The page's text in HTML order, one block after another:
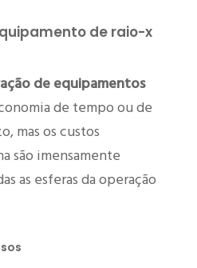
de raio-x
de equipamentos
de tempo ou de
mas os custos
são imensamente
as esferas da operação